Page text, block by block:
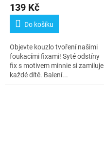
139 Kč
Do košíku
Objevte kouzlo tvoření našimi
foukacími fixami! Syté odstíny
fix s motivem minnie si zamiluje
každé dítě. Balení...